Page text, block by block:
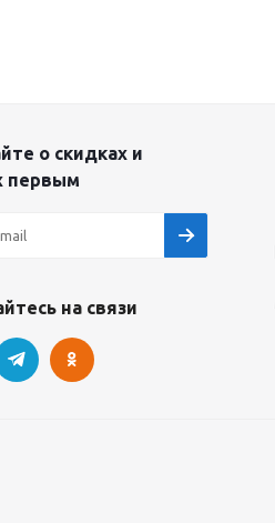
о скидках и
первым
на связи